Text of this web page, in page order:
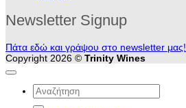
Newsletter Signup
Πάτα εδώ και γράψου στο newsletter μας!
Copyright 2026 © Trinity Wines
Αναζήτηση
για: